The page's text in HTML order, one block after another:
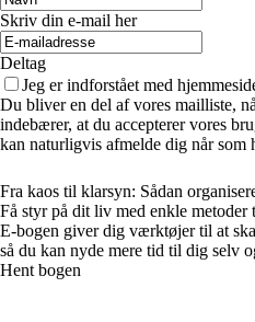
Skriv din e-mail her
Deltag
Jeg er indforstået med
Du bliver en del af vores mailliste,
indebærer, at du accepterer vores
kan naturligvis afmelde dig når som
Fra kaos til klarsyn: Sådan
Få styr på dit liv med enkle
E-bogen giver dig værktøjer til at
så du kan nyde mere tid til dig selv
Hent bogen